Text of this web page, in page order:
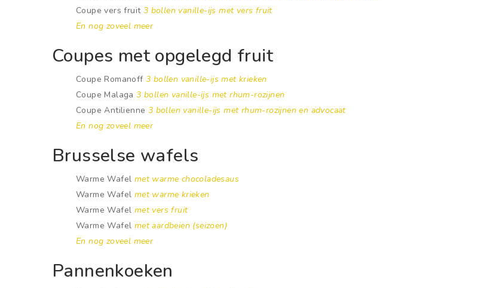
Coupe vers fruit 3 bollen vanille-ijs met vers fruit
En nog zoveel meer
Coupes met opgelegd fruit
Coupe Romanoff 3 bollen vanille-ijs met krieken
Coupe Malaga3 bollen vanille-ijs met rhum-rozijnen
Coupe Antilienne 3 bollen vanille-ijs met rhum-rozijnen en advocaat
En nog zoveel meer
Brusselse wafels
Warme Wafel met warme chocoladesaus
Warme Wafel met warme krieken
Warme Wafel met vers fruit
Warme Wafel met aardbeien (seizoen)
En nog zoveel meer
Pannenkoeken